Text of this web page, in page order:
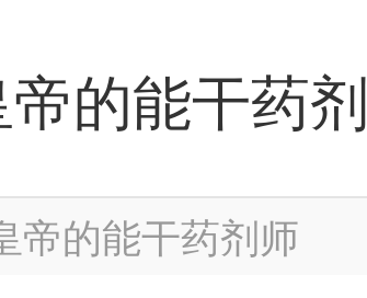
的能干药
帝的能干药剂师